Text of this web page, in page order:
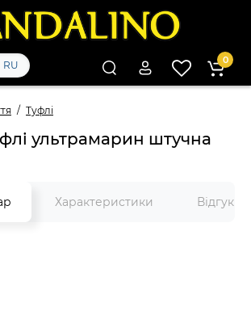
RU 0
Туфлі
ультрамарин штучна
Характеристики Відгуки